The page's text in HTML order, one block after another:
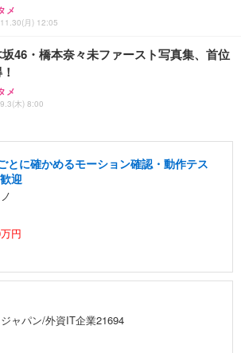
メ
月) 12:05
46・橋本奈々未ファースト写真集、首位
メ
木) 8:00
とに確かめるモーション確認・動作テス
迎
円
ャパン/外資IT企業21694